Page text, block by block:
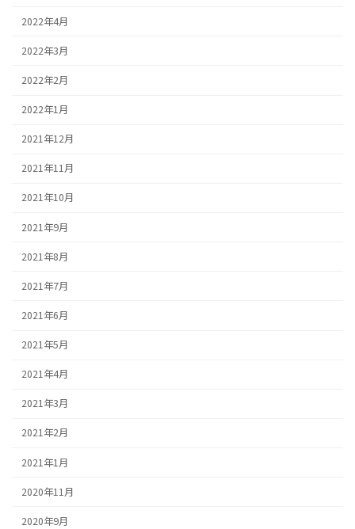
2022年4月
2022年3月
2022年2月
2022年1月
2021年12月
2021年11月
2021年10月
2021年9月
2021年8月
2021年7月
2021年6月
2021年5月
2021年4月
2021年3月
2021年2月
2021年1月
2020年11月
2020年9月